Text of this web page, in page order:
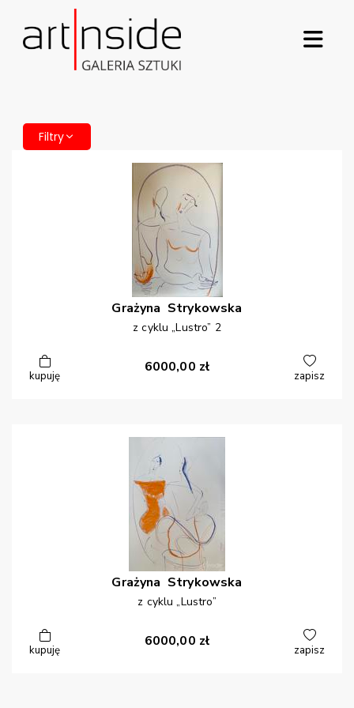
Filtry
Grażyna Strykowska
z cyklu „Lustro” 2
kupuję
6000,00 zł
zapisz
Grażyna Strykowska
z cyklu „Lustro”
kupuję
6000,00 zł
zapisz